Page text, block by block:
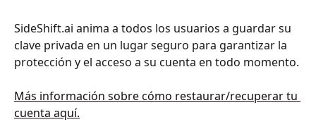
SideShift.ai anima a todos los usuarios a guardar su
clave privada en un lugar seguro para garantizar la
protección y el acceso a su cuenta en todo momento.
Más información sobre cómo restaurar/recuperar tu
cuenta aquí.